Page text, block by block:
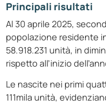
Principali risultati
Al 30 aprile 2025,
popolazione residente
58.918.231 unità, in
rispetto all’inizio
Le nascite nei primi
111mila unità,